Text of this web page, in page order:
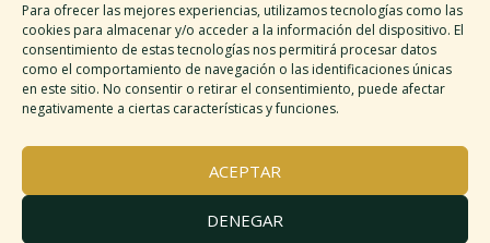
Para ofrecer las mejores experiencias, utilizamos tecnologías como las
cookies para almacenar y/o acceder a la información del dispositivo. El
consentimiento de estas tecnologías nos permitirá procesar datos
como el comportamiento de navegación o las identificaciones únicas
en este sitio. No consentir o retirar el consentimiento, puede afectar
negativamente a ciertas características y funciones.
ACEPTAR
DENEGAR
Información legal
Política de cookies
Políticas de privacidad